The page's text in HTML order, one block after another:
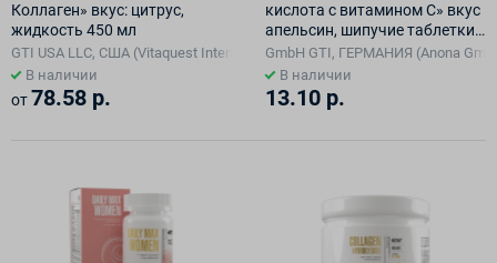
Коллаген» вкус: цитрус,
жидкость 450 мл
GTI USA LLC, США (Vitaquest International LLC )
В наличии
от78.58 р.
кислота с витамином С» вкус
апельсин, шипучие таблетки
№20
GmbH GTI, ГЕРМАНИЯ (Anona
В наличии
13.10 р.